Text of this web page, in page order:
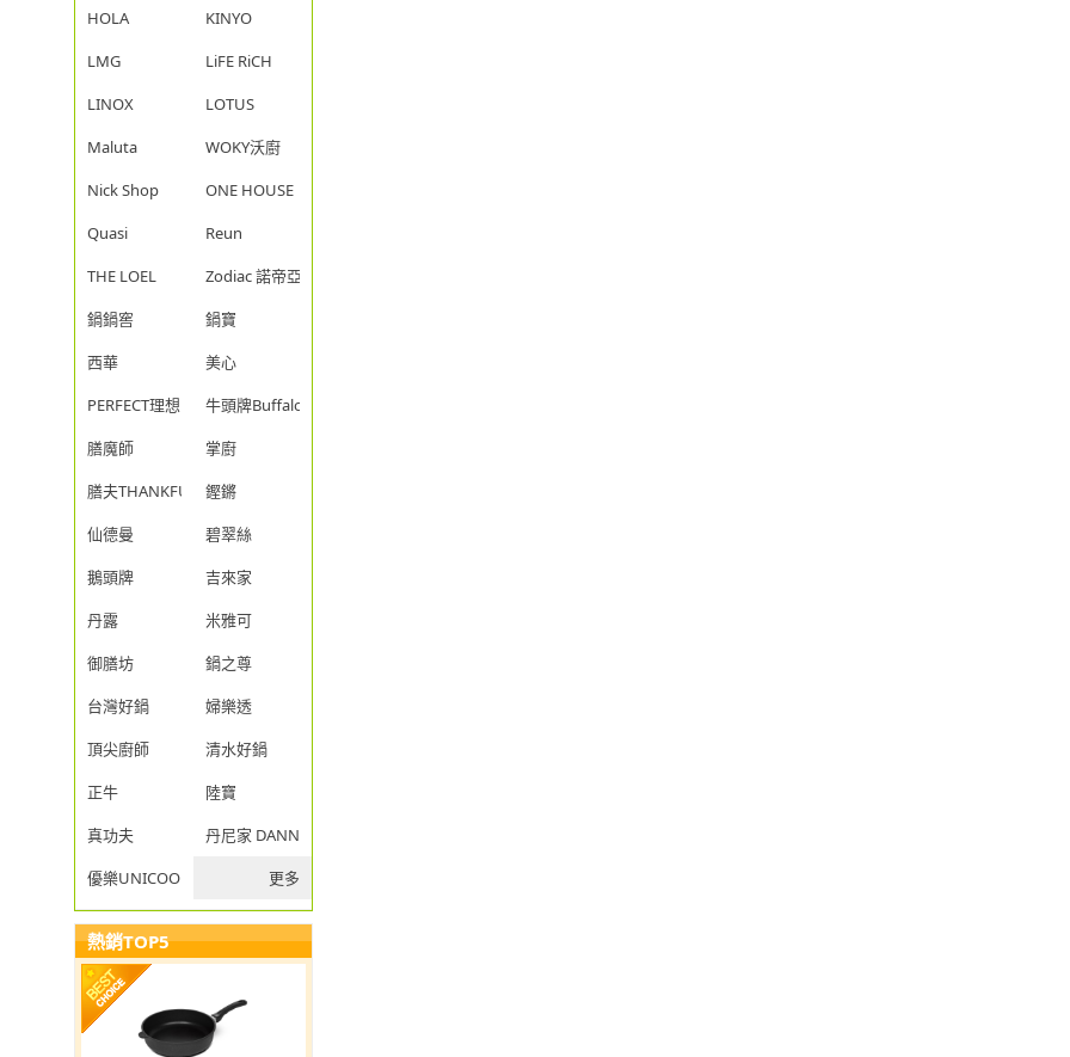
HOLA
KINYO
LMG
LiFE RiCH
LINOX
LOTUS
Maluta
WOKY沃廚
Nick Shop
ONE HOUSE
Quasi
Reun
THE LOEL
Zodiac 諾帝亞
鍋鍋窖
鍋寶
西華
美心
PERFECT理想
牛頭牌Buffalo
膳魔師
掌廚
膳夫THANKFUL
鏗鏘
仙德曼
碧翠絲
鵝頭牌
吉來家
丹露
米雅可
御膳坊
鍋之尊
台灣好鍋
婦樂透
頂尖廚師
清水好鍋
正牛
陸寶
真功夫
丹尼家 DANNY JIA
優樂UNICOOK
更多
熱銷TOP5